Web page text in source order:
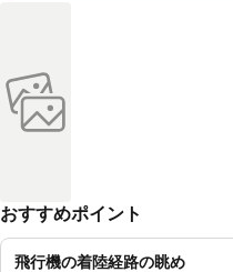
おすすめポイント
飛行機の着陸経路の眺め